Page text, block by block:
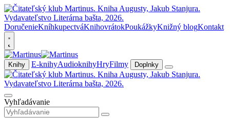
DoručenieKníhkupectváKnihovrátokPoukážkyKnižný blogKontakt
Knihy E-knihyAudioknihyHryFilmy Doplnky
Vyhľadávanie